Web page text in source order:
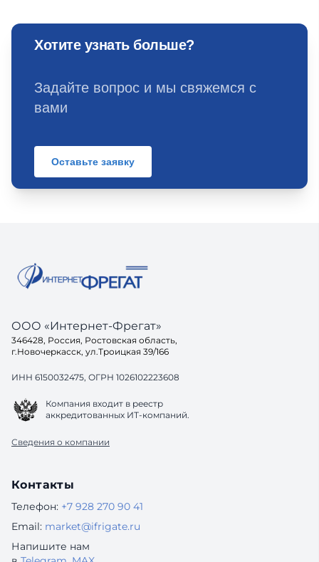
Хотите узнать больше?
Задайте вопрос и мы свяжемся с
вами
Оставьте заявку
ООО «Интернет-Фрегат»
346428, Россия, Ростовская область,
г.Новочеркасск, ул.Троицкая 39/166
ИНН 6150032475, ОГРН 1026102223608
Компания входит в реестр
аккредитованных ИТ-компаний.
Сведения о компании
Контакты
Телефон: +7 928 270 90 41
Email: market@ifrigate.ru
Напишите нам